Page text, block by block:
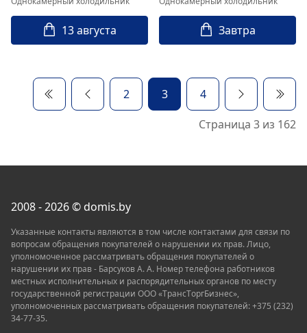
13 августа Завтра
2 3
4
Страница 3 из 162
2008 - 2026 © domis.by
Указанные контакты являются в том числе контактами для связи по
вопросам обращения покупателей о нарушении их прав. Лицо,
уполномоченное рассматривать обращения покупателей о
нарушении их прав - Барсуков А. А. Номер телефона работников
местных исполнительных и распорядительных органов по месту
государственной регистрации ООО «TрaнcТopгБизнec»,
уполномоченных рассматривать обращения покупателей: +375 (232)
34-77-35.